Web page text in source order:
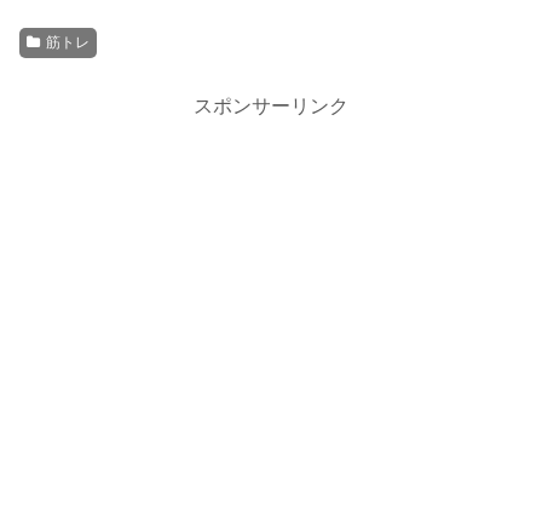
筋トレ
スポンサーリンク